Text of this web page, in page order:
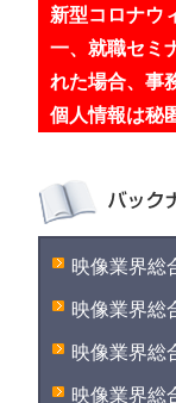
新型コロナウ
一、就職セミ
れた場合、事
個人情報は秘
映像業界総
映像業界総
映像業界総
映像業界総